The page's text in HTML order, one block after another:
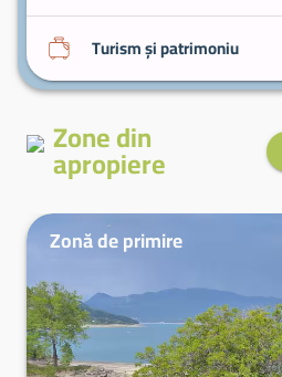
Turism și patrimoniu
Zone din
apropiere
Zonă de primire